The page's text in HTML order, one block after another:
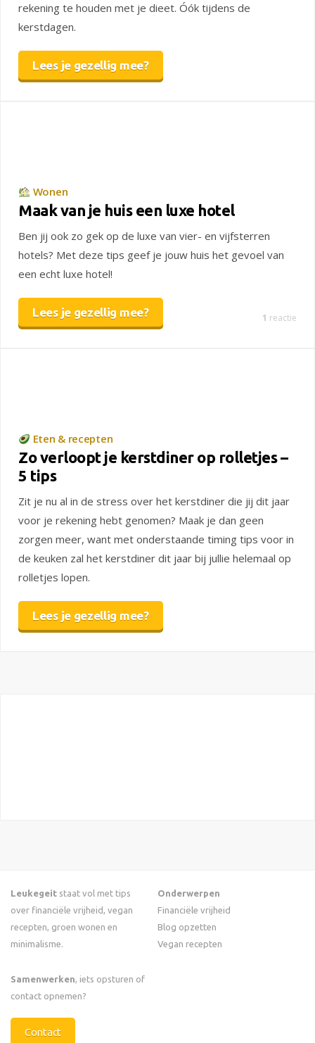
rekening te houden met je dieet. Óók tijdens de
kerstdagen.
Lees je gezellig mee?
Wonen
Maak van je huis een luxe hotel
Ben jij ook zo gek op de luxe van vier- en vijfsterren
hotels? Met deze tips geef je jouw huis het gevoel van
een echt luxe hotel!
Lees je gezellig mee? 1 reactie
Eten & recepten
Zo verloopt je kerstdiner op rolletjes –
5 tips
Zit je nu al in de stress over het kerstdiner die jij dit jaar
voor je rekening hebt genomen? Maak je dan geen
zorgen meer, want met onderstaande timing tips voor in
de keuken zal het kerstdiner dit jaar bij jullie helemaal op
rolletjes lopen.
Lees je gezellig mee?
Leukegeit staat vol met tips
over financiële vrijheid, vegan
recepten, groen wonen en
minimalisme.
Samenwerken, iets opsturen of
contact opnemen?
Contact
Onderwerpen
Financiële vrijheid
Blog opzetten
Vegan recepten